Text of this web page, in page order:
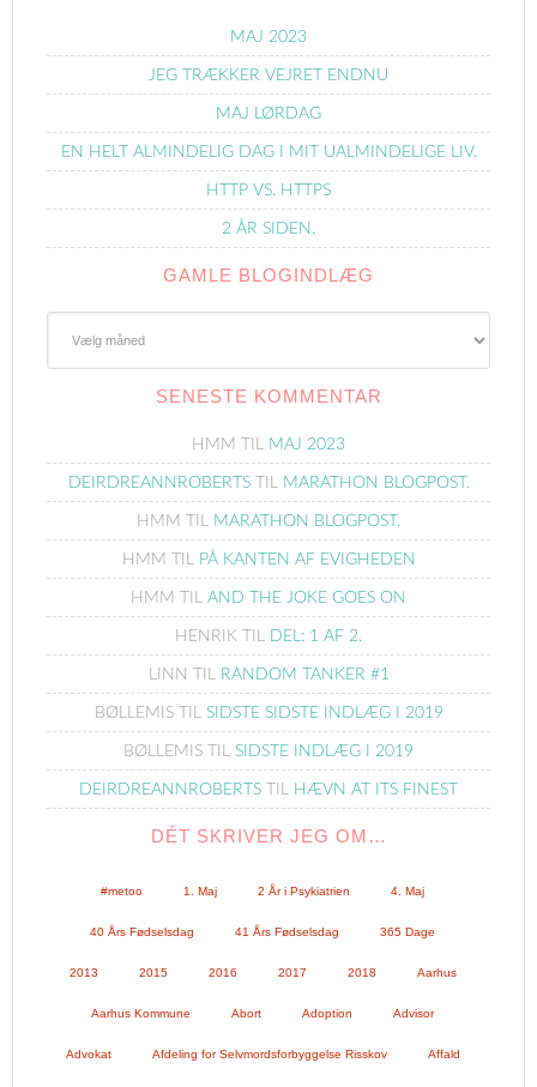
MAJ 2023
JEG TRÆKKER VEJRET ENDNU
MAJ LØRDAG
EN HELT ALMINDELIG DAG I MIT UALMINDELIGE LIV.
HTTP VS. HTTPS
2 ÅR SIDEN.
GAMLE BLOGINDLÆG
SENESTE KOMMENTAR
HMM TIL MAJ 2023
DEIRDREANNROBERTSTIL MARATHON BLOGPOST.
HMM TIL MARATHON BLOGPOST.
HMM TIL PÅ KANTEN AF EVIGHEDEN
HMM TIL AND THE JOKE GOES ON
HENRIK TIL DEL: 1 AF 2.
LINN TIL RANDOM TANKER #1
BØLLEMISTIL SIDSTE SIDSTE INDLÆG I 2019
BØLLEMIS TIL SIDSTE INDLÆG I 2019
DEIRDREANNROBERTS TIL HÆVN AT ITS FINEST
DÉT SKRIVER JEG OM…
#metoo 1. Maj 2 År i Psykiatrien 4. Maj
40 Års Fødselsdag 41 Års Fødselsdag 365 Dage
2013 2015 2016 2017 2018 Aarhus
Aarhus Kommune Abort Adoption Advisor
Advokat Afdeling for Selvmordsforbyggelse Risskov Affald